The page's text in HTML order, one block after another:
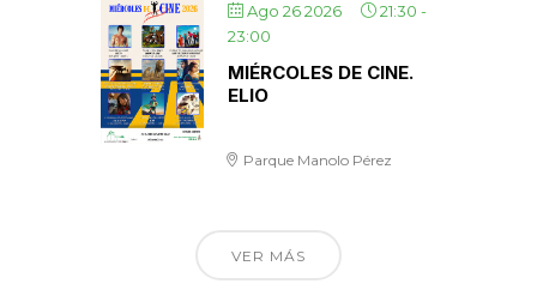
Ago 26 2026 21:30 -
23:00
MIÉRCOLES DE CINE.
ELIO
Parque Manolo Pérez
VER MÁS